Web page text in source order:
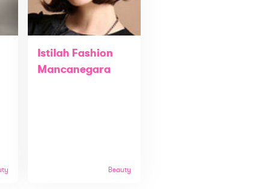
Istilah Fashion
Mancanegara
Beauty